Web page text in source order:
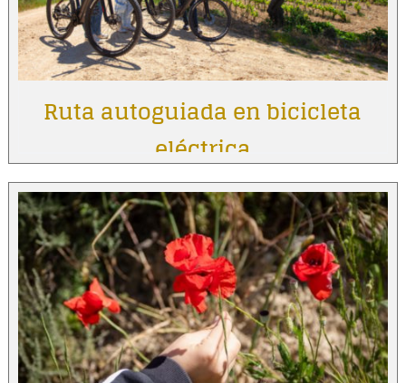
Ruta autoguiada en bicicleta
eléctrica